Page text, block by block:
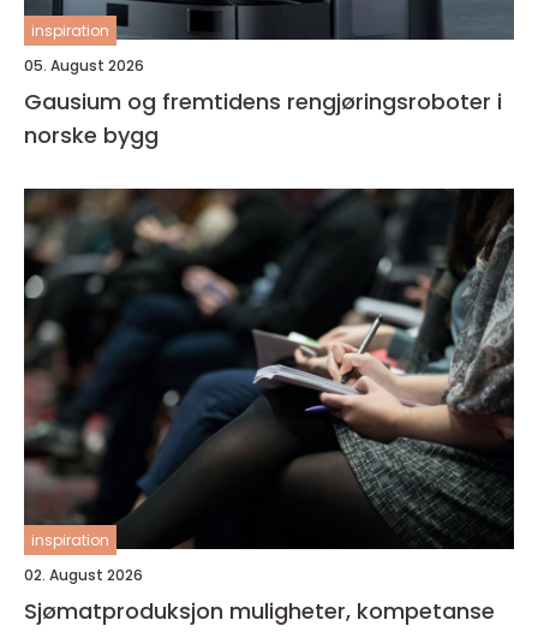
inspiration
05. August 2026
Gausium og fremtidens rengjøringsroboter i
norske bygg
inspiration
02. August 2026
Sjømatproduksjon muligheter, kompetanse